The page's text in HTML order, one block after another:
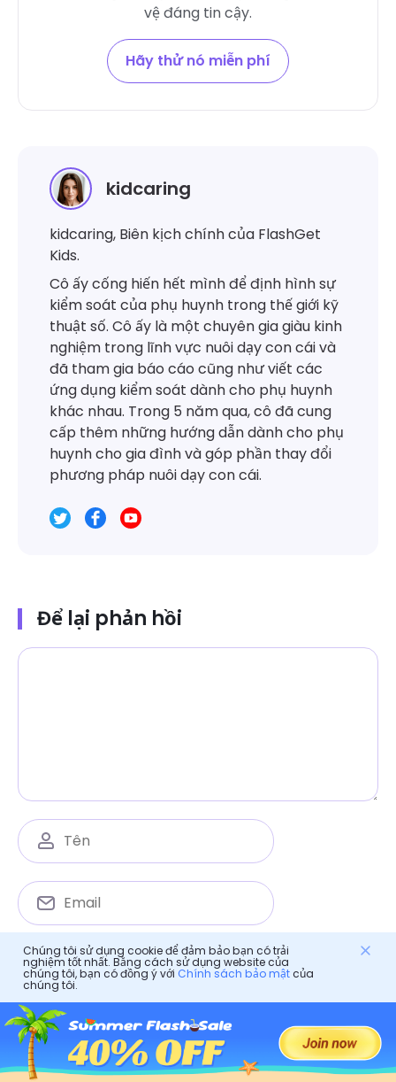
vệ đáng tin cậy.
Hãy thử nó miễn phí
kidcaring
kidcaring, Biên kịch chính của FlashGet
Kids.
Cô ấy cống hiến hết mình để định hình sự
kiểm soát của phụ huynh trong thế giới kỹ
thuật số. Cô ấy là một chuyên gia giàu kinh
nghiệm trong lĩnh vực nuôi dạy con cái và
đã tham gia báo cáo cũng như viết các
ứng dụng kiểm soát dành cho phụ huynh
khác nhau. Trong 5 năm qua, cô đã cung
cấp thêm những hướng dẫn dành cho phụ
huynh cho gia đình và góp phần thay đổi
phương pháp nuôi dạy con cái.
Để lại phản hồi
Lưu tên, email và trang web của tôi trong trình
duyệt này cho lần bình luận tiếp theo.
Chúng tôi sử dụng cookie để đảm bảo bạn có trải
nghiệm tốt nhất. Bằng cách sử dụng website của
chúng tôi, bạn có đồng ý với Chính sách bảo mậtcủa
chúng tôi.